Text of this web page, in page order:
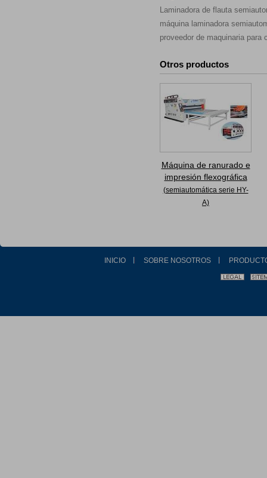
Laminadora de flauta
máquina laminadora
proveedor de maquinaria para
Otros productos
Máquina de ranurado e
impresión flexográfica
(semiautomática serie HY-
A)
INICIO SOBRE NOSOTROS